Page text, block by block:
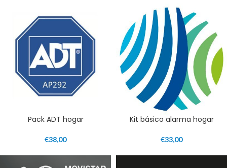
Pack ADT hogar
€38,00
Kit básico alarma hogar
€33,00